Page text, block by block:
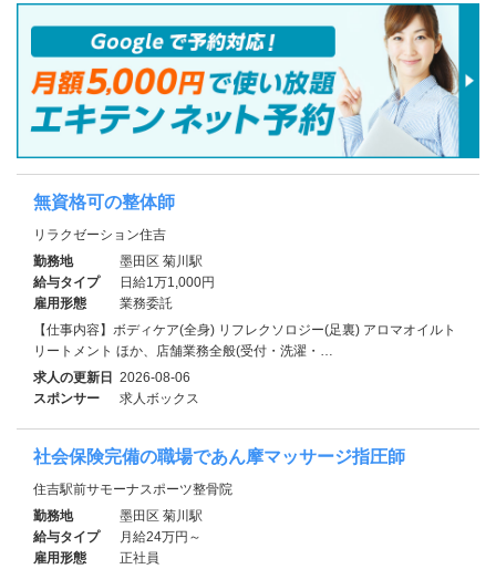
無資格可の整体師
リラクゼーション住吉
勤務地
墨田区 菊川駅
給与タイプ
日給1万1,000円
雇用形態
業務委託
【仕事内容】ボディケア(全身) リフレクソロジー(足裏) アロマオイルト
リートメント ほか、店舗業務全般(受付・洗濯・…
求人の更新日 2026-08-06
スポンサー
求人ボックス
社会保険完備の職場であん摩マッサージ指圧師
住吉駅前サモーナスポーツ整骨院
勤務地
墨田区 菊川駅
給与タイプ
月給24万円～
雇用形態
正社員